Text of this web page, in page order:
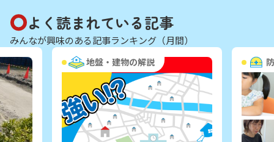
よく読まれている記事
みんなが興味のある記事ランキング（月間）
地盤・建物の解説